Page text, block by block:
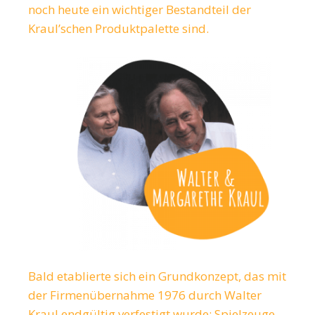
noch heute ein wichtiger Bestandteil der
Kraul’schen Produktpalette sind.
Bald etablierte sich ein Grundkonzept, das mit
der Firmenübernahme 1976 durch Walter